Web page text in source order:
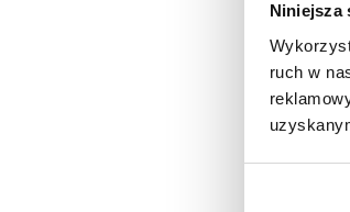
Niniejsza
ruch w